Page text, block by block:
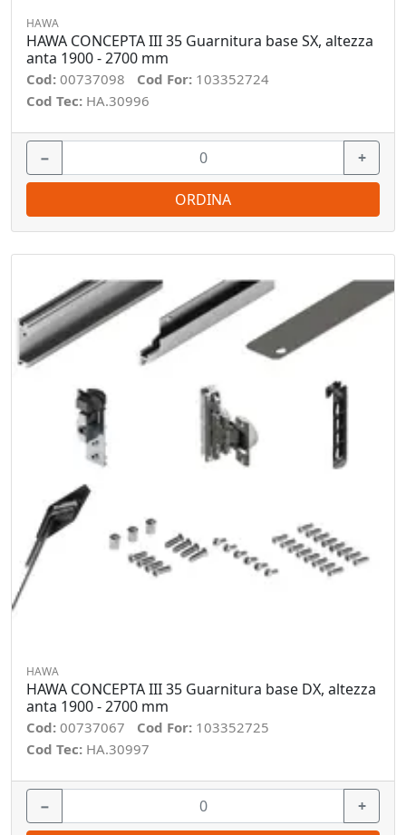
HAWA
HAWA CONCEPTA III 35 Guarnitura base SX, altezza
anta 1900 - 2700 mm
Cod: 00737098 Cod For: 103352724
Cod Tec: HA.30996
− +
ORDINA
HAWA
HAWA CONCEPTA III 35 Guarnitura base DX, altezza
anta 1900 - 2700 mm
Cod: 00737067 Cod For: 103352725
Cod Tec: HA.30997
− +